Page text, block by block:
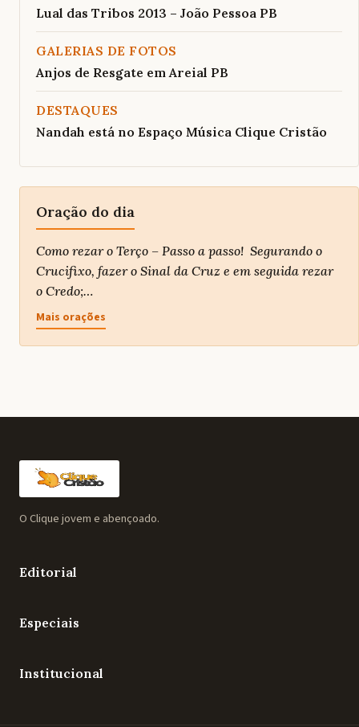
Lual das Tribos 2013 – João Pessoa PB
GALERIAS DE FOTOS
Anjos de Resgate em Areial PB
DESTAQUES
Nandah está no Espaço Música Clique Cristão
Oração do dia
Como rezar o Terço – Passo a passo! Segurando o
Crucifixo, fazer o Sinal da Cruz e em seguida rezar
o Credo;…
Mais orações
O Clique jovem e abençoado.
Editorial
Especiais
Institucional